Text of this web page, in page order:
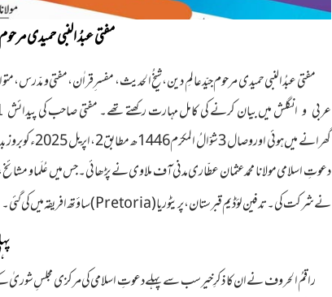
مفتی عبدُ النبی حمیدی
مفتی عبدُ النبی حمیدی مرحوم جیّد عالمِ دین،شیخُ الحدیث، مفسر ِقراٰن،مفتی و مدّرس،
عربی و انگلشمیں بیان کرنے کی کامل مہارت رکھتے تھے۔ مفتی صاحبکی پیدائش 1دسمبر 1966ء کو پرانی چشتیاں شریف ضلع بہاولنگر،
گھرانے میں
دعوتِ اسلامی مولانا محمد عثمان عطّاری مدنی آف ملاوی نے پڑھائی۔جس میں عُلَما و
نے شرکت کی۔ تدفین لؤڈیم قبرستان، پریٹوریا (Pretoria) ساؤ تھ افریقہ میں کی گئی۔
راقمُ الحروف نے ان کا ذکرِ خیر سب سے پہلے دعوتِ اسلامی کی مرکزی مجلسِ شوریٰ